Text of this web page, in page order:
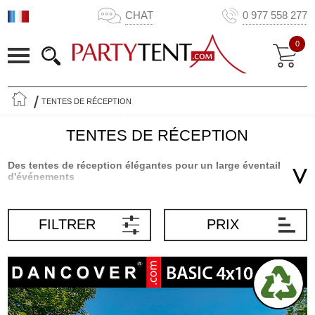
CHAT 0 977 558 277
0
TENTES DE RÉCEPTION
TENTES DE RÉCEPTION
Des tentes de réception élégantes pour un large éventail
d'événements
d'événements, aussi bien privés que professionnels. Partytent.com
est le premier fournisseur de tentes de réception de qualité en
fonctionnelles et flexibles dans toutes les tailles et couleurs. Vous
trouverez notre sélection de tentes de réception en différents
modèles, tailles et designs dans notre boutique en ligne. Nous
développons, produisons et commercialisons l'une des plus
FILTRER PRIX